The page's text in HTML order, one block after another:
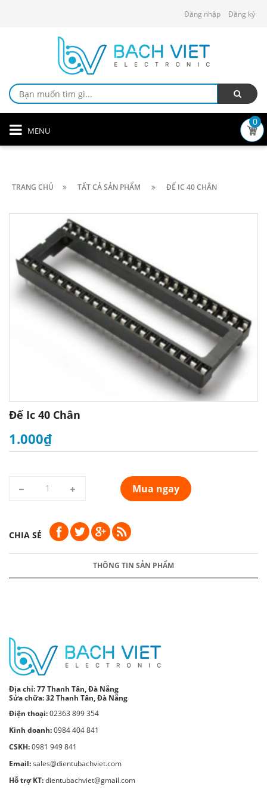
Đăng nhập Đăng ký
MENU
0
TRANG CHỦ TẤT CẢ SẢN PHẨM ĐẾ IC 40 CHÂN
Đế Ic 40 Chân
1.000₫
Mua ngay
CHIA SẺ
THÔNG TIN SẢN PHẨM
Địa chỉ:77 Thanh Tân, Đà Nẵng
Sửa chữa: 32 Thanh Tân, Đà Nẵng
Điện thoại:02363 899 354
Kinh doanh:0984 404 841
CSKH:0981 949 841
Email:sales@dientubachviet.com
Hỗ trợ KT:dientubachviet@gmail.com